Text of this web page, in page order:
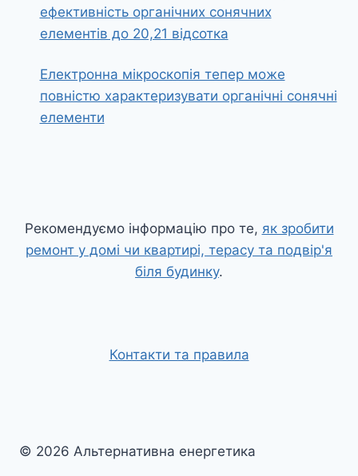
ефективність органічних сонячних
елементів до 20,21 відсотка
Електронна мікроскопія тепер може
повністю характеризувати органічні сонячні
елементи
Рекомендуємо інформацію про те, як зробити
ремонт у домі чи квартирі, терасу та подвір'я
біля будинку.
Контакти та правила
© 2026 Альтернативна енергетика